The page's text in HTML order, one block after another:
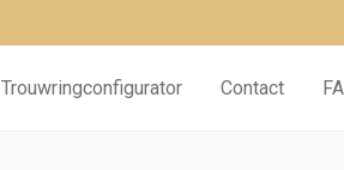
Trouwringconfigurator Contact